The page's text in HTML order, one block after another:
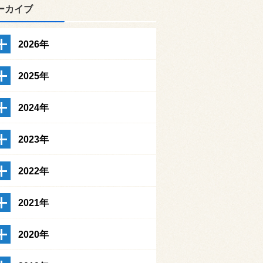
カイブ
2026年
2025年
2024年
2023年
2022年
2021年
2020年